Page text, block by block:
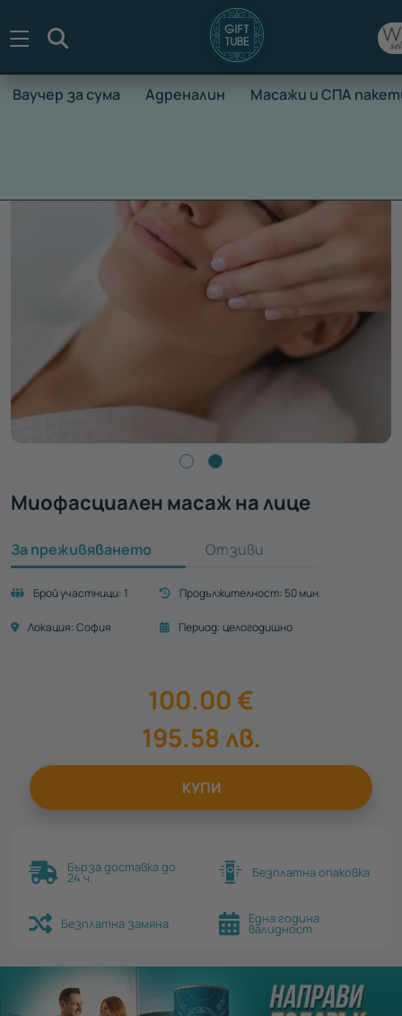
Ваучер за сума Адреналин Масажи и СПА
Миофасциален масаж на лице
За преживяването Отзиви
Брой участници: 1 Продължителност: 50 мин.
Локация:София Период:целогодишно
100.00 €
195.58лв.
КУПИ
Бърза доставка до
24 ч. Безплатна опаковка
Безплатна замяна Една година
валидност